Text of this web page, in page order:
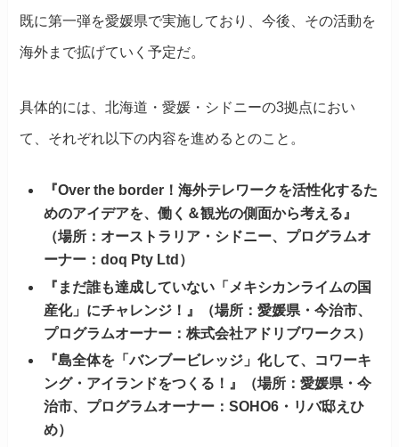
既に第一弾を愛媛県で実施しており、今後、その活動を
海外まで拡げていく予定だ。
具体的には、北海道・愛媛・シドニーの3拠点におい
て、それぞれ以下の内容を進めるとのこと。
『Over the border！海外テレワークを活性化するた
めのアイデアを、働く＆観光の側面から考える』
（場所：オーストラリア・シドニー、プログラムオ
ーナー：doq Pty Ltd）
『まだ誰も達成していない「メキシカンライムの国
産化」にチャレンジ！』（場所：愛媛県・今治市、
プログラムオーナー：株式会社アドリブワークス）
『島全体を「バンブービレッジ」化して、コワーキ
ング・アイランドをつくる！』（場所：愛媛県・今
治市、プログラムオーナー：SOHO6・リバ邸えひ
め）